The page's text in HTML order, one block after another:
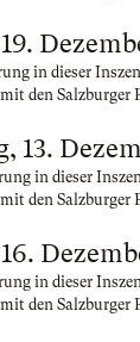
in dieser
den Salzburger
13.
in dieser
den Salzburger
in dieser
den Salzburger